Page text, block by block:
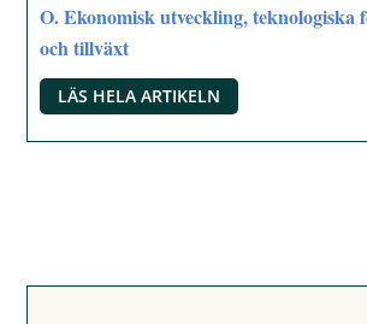
O. Ekonomisk utveckling,
och tillväxt
LÄS HELA ARTIKELN